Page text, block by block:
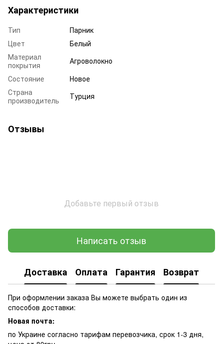
Характеристики
Тип
Парник
Цвет
Белый
Материал
покрытия
Агроволокно
Состояние
Новое
Страна
производитель
Турция
Отзывы
Добавьте первый отзыв
Написать отзыв
Доставка Оплата Гарантия Возврат
При оформлении заказа Вы можете выбрать один из
способов доставки:
Новая почта:
по Украине согласно тарифам перевозчика, срок 1-3 дня,